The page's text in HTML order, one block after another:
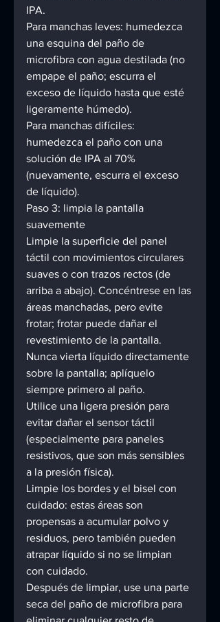
IPA.
Para manchas leves: humedezca
una esquina del paño de
microfibra con agua destilada (no
empape el paño; escurra el
exceso de líquido hasta que esté
ligeramente húmedo).
Para manchas difíciles:
humedezca el paño con una
solución de IPA al 70%
(nuevamente, escurra el exceso
de líquido).
Paso 3: limpia la pantalla
suavemente
Limpie la superficie del panel
táctil con movimientos circulares
suaves o con trazos rectos (de
arriba a abajo). Concéntrese en las
áreas manchadas, pero evite
frotar; frotar puede dañar el
revestimiento de la pantalla.
Nunca vierta líquido directamente
sobre la pantalla; aplíquelo
siempre primero al paño.
Utilice una ligera presión para
evitar dañar el sensor táctil
(especialmente para paneles
resistivos, que son más sensibles
a la presión física).
Limpie los bordes y el bisel con
cuidado: estas áreas son
propensas a acumular polvo y
residuos, pero también pueden
atrapar líquido si no se limpian
con cuidado.
Después de limpiar, use una parte
seca del paño de microfibra para